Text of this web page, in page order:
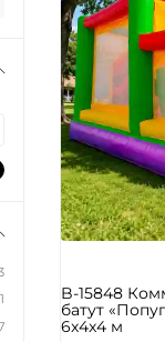
B-15848
батут
6x4x4 м
1